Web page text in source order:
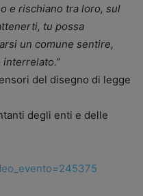
e rischiano tra loro, sul
tu possa
un comune sentire,
del disegno di legge
degli enti e delle